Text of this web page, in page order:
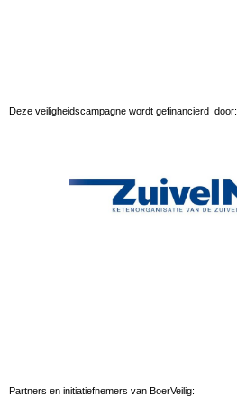
Deze veiligheidscampagne wordt gefinancierd door:
Partners en initiatiefnemers van BoerVeilig: